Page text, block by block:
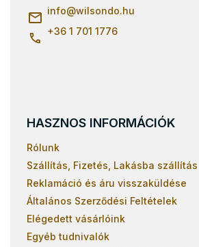
Gyerekágyak 80x190
info@wilsondo.hu
+36 1 701 1776
HASZNOS INFORMÁCIÓK
Rólunk
Szállítás, Fizetés, Lakásba szállítás
Reklamáció és áru visszaküldése
Általános Szerződési Feltételek
Elégedett vásárlóink
Egyéb tudnivalók